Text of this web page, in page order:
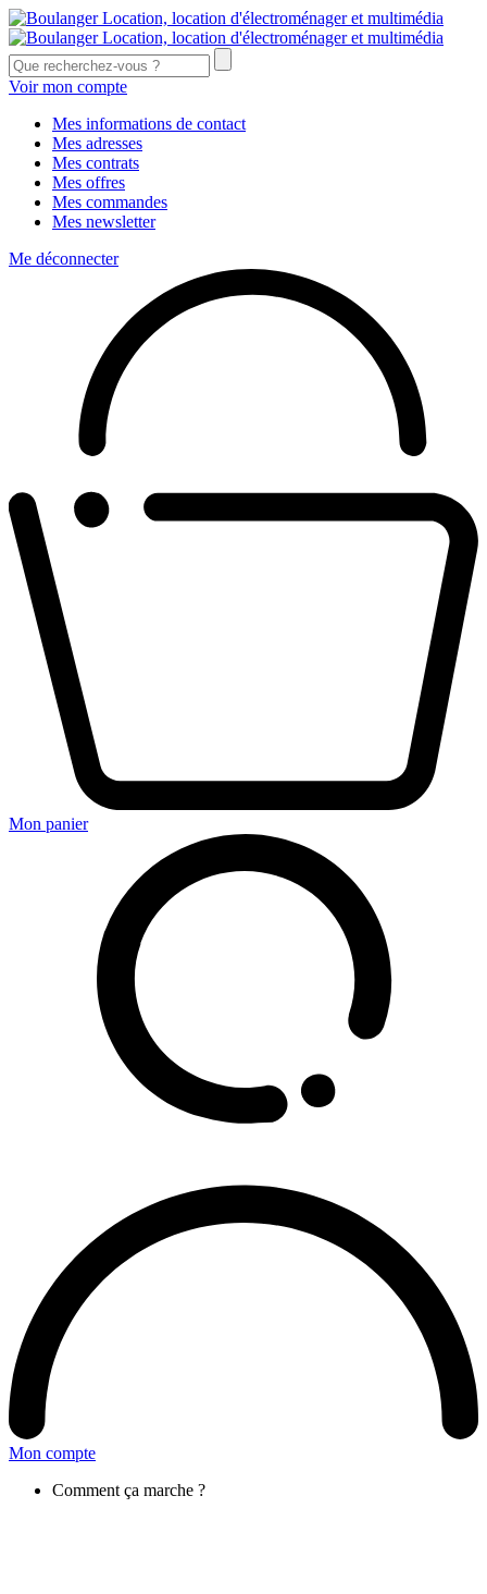
Voir mon compte
Mes informations de contact
Mes adresses
Mes contrats
Mes offres
Mes commandes
Mes newsletter
Me déconnecter
Mon panier
Mon compte
Comment ça marche ?